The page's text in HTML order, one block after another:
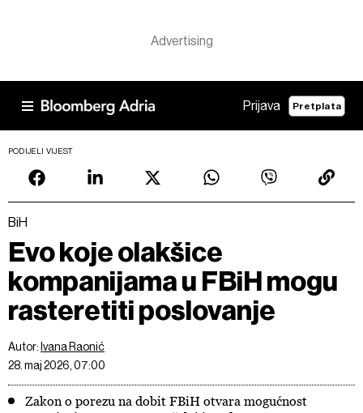
Prijava Pretplata
PODIJELI VIJEST
BiH
Evo koje olakšice
kompanijama u FBiH mogu
rasteretiti poslovanje
Autor: Ivana Raonić
28. maj 2026, 07:00
Zakon o porezu na dobit FBiH otvara mogućnost